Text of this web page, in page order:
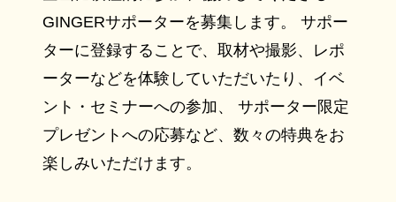
GINGERサポーターを募集します。 サポー
ターに登録することで、取材や撮影、レポ
ーターなどを体験していただいたり、イベ
ント・セミナーへの参加、 サポーター限定
プレゼントへの応募など、数々の特典をお
楽しみいただけます。